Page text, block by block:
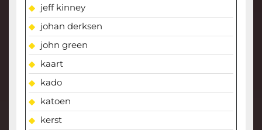
jeff kinney
johan derksen
john green
kaart
kado
katoen
kerst